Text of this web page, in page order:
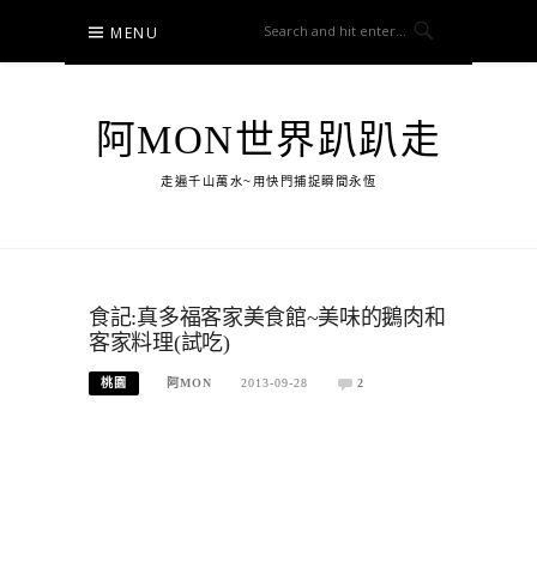
content
MENU
阿MON世界趴趴走
走遍千山萬水~用快門捕捉瞬間永恆
食記:真多福客家美食館~美味的鵝肉和
客家料理(試吃)
桃園 阿MON 2013-09-28 2